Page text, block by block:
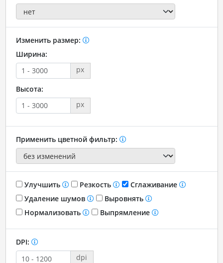
Изменить размер:
Ширина:
px
Высота:
px
Применить цветной фильтр:
Улучшить Резкость
Сглаживание
Удаление шумов
Выровнять
Нормализовать
Выпрямление
DPI:
dpi